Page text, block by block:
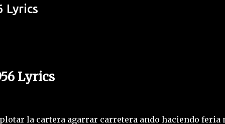
Lyrics
Lyrics
la cartera agarrar carretera ando haciendo feria